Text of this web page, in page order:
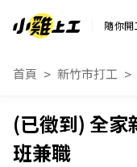
隨你開
首頁 新竹市打工
全家
班兼職